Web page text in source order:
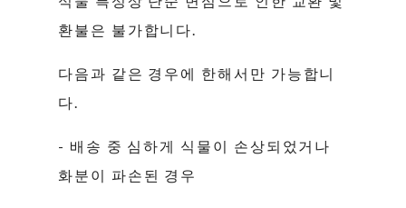
환불은 불가합니다.
다음과 같은 경우에 한해서만 가능합니
다.
- 배송 중 심하게 식물이 손상되었거나
화분이 파손된 경우